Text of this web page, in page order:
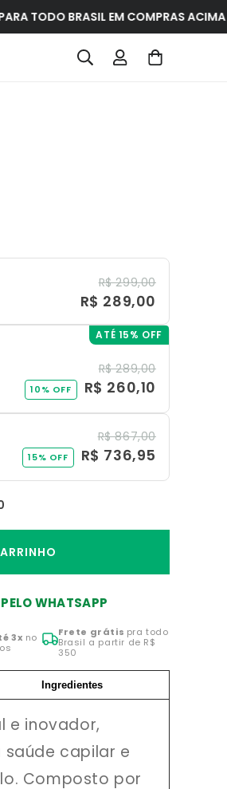
BRASIL EM COMPRAS ACIMA DE
Fazer
login
Carrinho
R$ 299,00
R$ 289,00
ATÉ 15% OFF
R$ 289,00
10% OFF R$ 260,10
R$ 867,00
15% OFF R$ 736,95
WHATSAPP
3x no
Frete grátis pra todo
Brasil a partir de R$
350
Ingredientes
e inovador,
capilar e
Composto por